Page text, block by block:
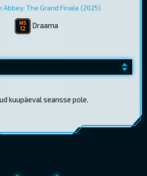
The Grand Finale (2025)
Draama
kuupäeval seansse pole.